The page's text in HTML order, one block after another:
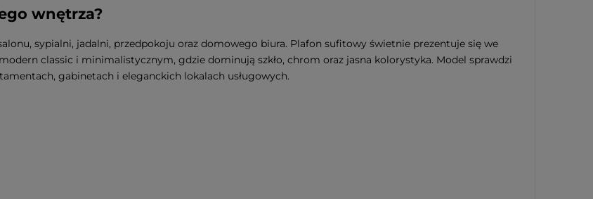
wnętrza?
sypialni, jadalni, przedpokoju oraz domowego biura. Plafon sufitowy świetnie prezentuje się we
classic i minimalistycznym, gdzie dominują szkło, chrom oraz jasna kolorystyka. Model sprawdzi
gabinetach i eleganckich lokalach usługowych.